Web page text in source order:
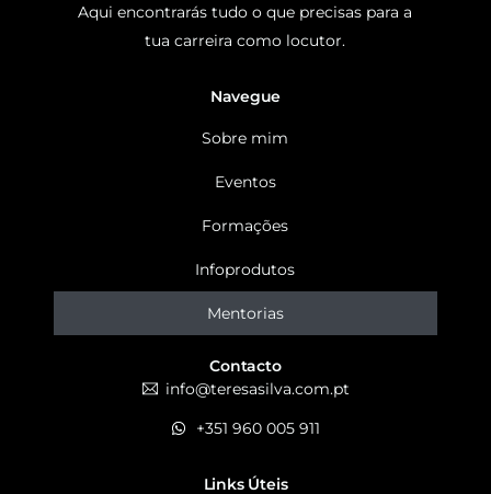
Aqui encontrarás tudo o que precisas para a
tua carreira como locutor.
Navegue
Sobre mim
Eventos
Formações
Infoprodutos
Mentorias
Contacto
info@teresasilva.com.pt
+351 960 005 911
Links Úteis